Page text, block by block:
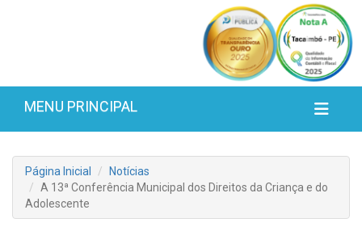
MENU PRINCIPAL
Página Inicial
Notícias
A 13ª Conferência Municipal dos Direitos da Criança e do
Adolescente